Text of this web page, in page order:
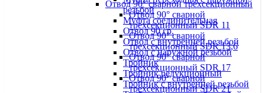
резьбой
Муфта соединительная
Отвод 90 гр.
Отвод с внутренней резьбой
Отвод с наружной резьбой
Тройник
Тройник редукционный
Тройник с внутренней резьбой
Отвод 90° сварной трехсекционный
Отвод 90° сварной
трехсекционный SDR 11
Отвод 90° сварной
трехсекционный SDR 13,6
Отвод 90° сварной
трехсекционный SDR 17
Отвод 90° сварной
трехсекционный SDR 21